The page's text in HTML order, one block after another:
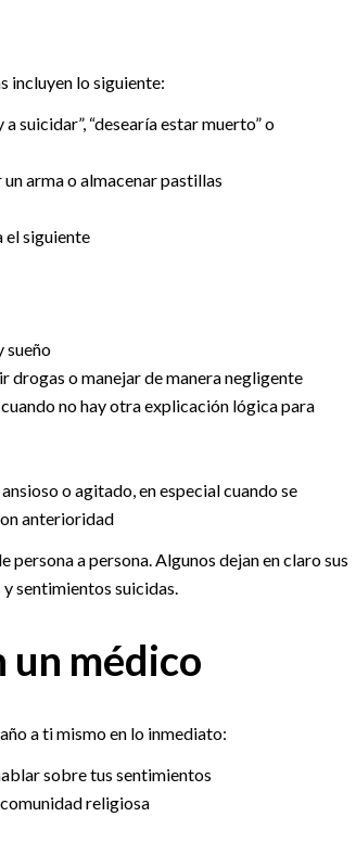
incluyen lo siguiente:
suicidar”, “desearía estar muerto” o
arma o almacenar pastillas
el siguiente
sueño
o manejar de manera negligente
no hay otra explicación lógica para
o agitado, en especial cuando se
anterioridad
a persona. Algunos dejan en claro sus
sentimientos suicidas.
un médico
a ti mismo en lo inmediato:
sobre tus sentimientos
religiosa